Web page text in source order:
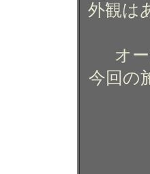
外観は
オ
今回の